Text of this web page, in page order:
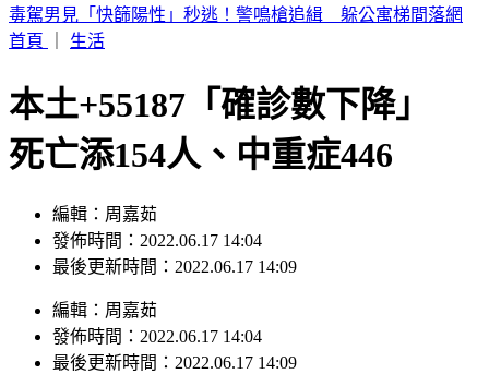
最快下午發海警！白海豚「4關鍵時間點」 專家曝風雨時程
首頁
生活
本土+55187「確診數下降」
死亡添154人、中重症446
編輯：周嘉茹
發佈時間：2022.06.17 14:04
最後更新時間：2022.06.17 14:09
編輯 ： 周嘉茹
發佈時間： 2022.06.17 14:04
最後更新時間： 2022.06.17 14:09